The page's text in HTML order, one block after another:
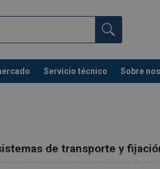
Servicio técnico Sobre
de transporte y
reconocida internacionalmente